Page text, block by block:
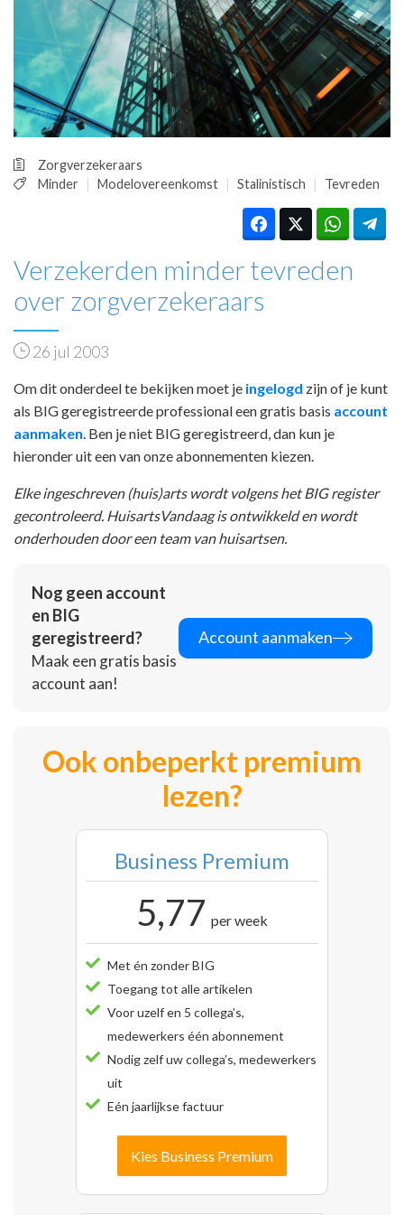
PRAKTIJKZAKEN
TARIEVEN
VPHUISARTSEN
MEDISCHE VAKHANDEL
INLOGGEN
Zorgverzekeraars
Minder
Modelovereenkomst Stalinistisch Tevreden
Verzekerden minder tevreden
over zorgverzekeraars
26 jul 2003
Om dit onderdeel te bekijken moet je ingelogd zijn of je kunt
als BIG geregistreerde professional een gratis basis account
aanmaken. Ben je niet BIG geregistreerd, dan kun je
hieronder uit een van onze abonnementen kiezen.
Elke ingeschreven (huis)arts wordt volgens het BIG register
gecontroleerd. HuisartsVandaag is ontwikkeld en wordt
onderhouden door een team van huisartsen.
Nog geen account
en BIG
geregistreerd?
Maak een gratis basis
account aan!
Account aanmaken
Ook onbeperkt premium
lezen?
Business Premium
5,77 per week
Met én zonder BIG
Toegang tot alle artikelen
Voor uzelf en 5 collega’s,
medewerkers één abonnement
Nodig zelf uw collega’s, medewerkers
uit
Eén jaarlijkse factuur
Kies Business Premium